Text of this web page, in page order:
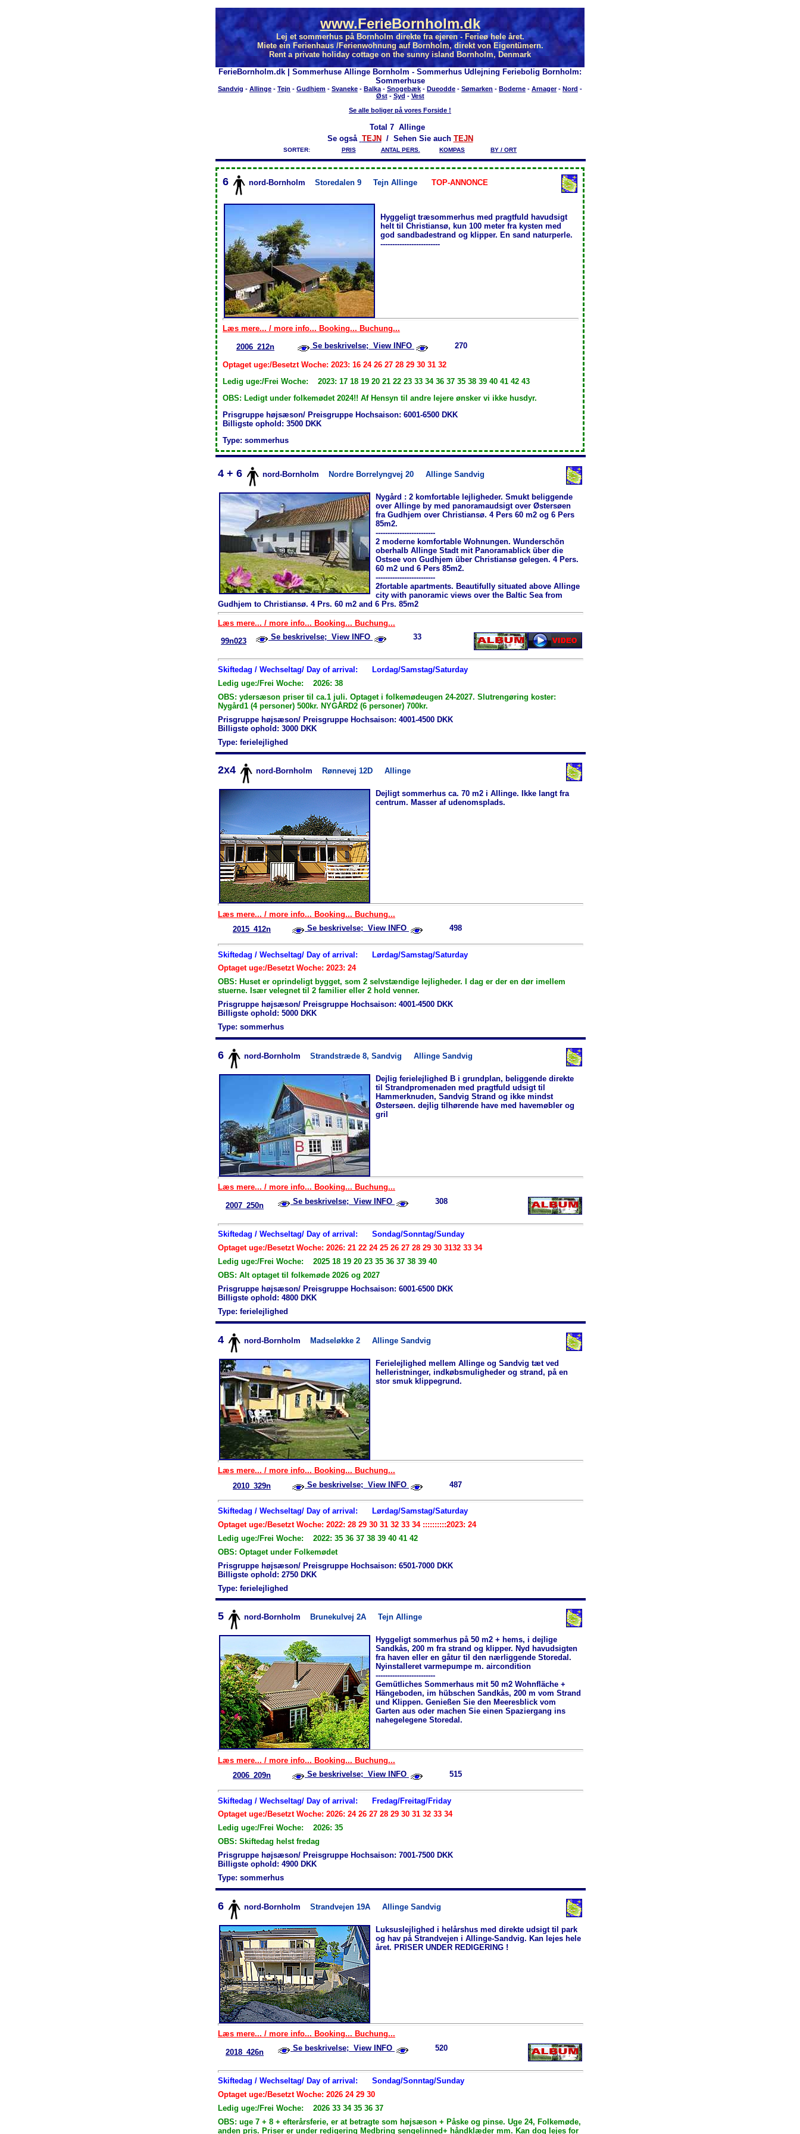
www.FerieBornholm.dk
Lej et sommerhus på Bornholm direkte fra ejeren - Ferieø hele året.
Miete ein Ferienhaus /Ferienwohnung auf Bornholm, direkt von Eigentümern.
Rent a private holiday cottage on the sunny island Bornholm, Denmark
FerieBornholm.dk | Sommerhuse Allinge Bornholm - Sommerhus Udlejning Feriebolig Bornholm:
Sommerhuse
Sandvig - Allinge - Tejn - Gudhjem - Svaneke - Balka - Snogebæk - Dueodde - Sømarken - Boderne - Arnager- Nord -
Øst- Syd - Vest
Se alle boliger på vores Forside !
Total 7 Allinge
Se også TEJN / Sehen Sie auch TEJN
SORTER: PRIS ANTAL PERS. KOMPAS BY / ORT
6 nord-Bornholm Storedalen 9 Tejn Allinge TOP-ANNONCE
Hyggeligt træsommerhus med pragtfuld havudsigt
helt til Christiansø, kun 100 meter fra kysten med
god sandbadestrand og klipper. En sand naturperle.
-------------------------
Læs mere... / more info... Booking... Buchung...
2006_212n Se beskrivelse; View INFO 270
Optaget uge:/Besetzt Woche: 2023: 16 24 26 27 28 29 30 31 32
Ledig uge:/Frei Woche: 2023: 17 18 19 20 21 22 23 33 34 36 37 35 38 39 40 41 42 43
OBS: Ledigt under folkemødet 2024!! Af Hensyn til andre lejere ønsker vi ikke husdyr.
Prisgruppe højsæson/ Preisgruppe Hochsaison: 6001-6500 DKK
Billigste ophold: 3500 DKK
Type: sommerhus
4 + 6 nord-Bornholm Nordre Borrelyngvej 20 Allinge Sandvig
Nygård : 2 komfortable lejligheder. Smukt beliggende
over Allinge by med panoramaudsigt over Østersøen
fra Gudhjem over Christiansø. 4 Pers 60 m2 og 6 Pers
85m2.
-------------------------
2 moderne komfortable Wohnungen. Wunderschön
oberhalb Allinge Stadt mit Panoramablick über die
Ostsee von Gudhjem über Christiansø gelegen. 4 Pers.
60 m2 und 6 Pers 85m2.
-------------------------
2fortable apartments. Beautifully situated above Allinge
city with panoramic views over the Baltic Sea from
Gudhjem to Christiansø. 4 Prs. 60 m2 and 6 Prs. 85m2
Læs mere... / more info... Booking... Buchung...
99n023
Se beskrivelse; View INFO 33
Skiftedag / Wechseltag/ Day of arrival:
Lordag/Samstag/Saturday
Ledig uge:/Frei Woche: 2026: 38
OBS: ydersæson priser til ca.1 juli. Optaget i folkemødeugen 24-2027. Slutrengøring koster:
Nygård1 (4 personer) 500kr. NYGÅRD2 (6 personer) 700kr.
Prisgruppe højsæson/ Preisgruppe Hochsaison: 4001-4500 DKK
Billigste ophold: 3000 DKK
Type: ferielejlighed
2x4 nord-Bornholm Rønnevej 12D Allinge
Dejligt sommerhus ca. 70 m2 i Allinge. Ikke langt fra
centrum. Masser af udenomsplads.
Læs mere... / more info... Booking... Buchung...
2015_412n
Se beskrivelse; View INFO 498
Skiftedag / Wechseltag/ Day of arrival: Lørdag/Samstag/Saturday
Optaget uge:/Besetzt Woche: 2023: 24
OBS: Huset er oprindeligt bygget, som 2 selvstændige lejligheder. I dag er der en dør imellem
stuerne. Især velegnet til 2 familier eller 2 hold venner.
Prisgruppe højsæson/ Preisgruppe Hochsaison: 4001-4500 DKK
Billigste ophold: 5000 DKK
Type: sommerhus
6 nord-Bornholm Strandstræde 8, Sandvig Allinge Sandvig
Dejlig ferielejlighed B i grundplan, beliggende direkte
til Strandpromenaden med pragtfuld udsigt til
Hammerknuden, Sandvig Strand og ikke mindst
Østersøen. dejlig tilhørende have med havemøbler og
gril
Læs mere... / more info... Booking... Buchung...
2007_250n Se beskrivelse; View INFO 308
Skiftedag / Wechseltag/ Day of arrival: Sondag/Sonntag/Sunday
Optaget uge:/Besetzt Woche: 2026: 21 22 24 25 26 27 28 29 30 3132 33 34
Ledig uge:/Frei Woche: 2025 18 19 20 23 35 36 37 38 39 40
OBS: Alt optaget til folkemøde 2026 og 2027
Prisgruppe højsæson/ Preisgruppe Hochsaison: 6001-6500 DKK
Billigste ophold: 4800 DKK
Type: ferielejlighed
4 nord-Bornholm Madseløkke 2 Allinge Sandvig
Ferielejlighed mellem Allinge og Sandvig tæt ved
helleristninger, indkøbsmuligheder og strand, på en
stor smuk klippegrund.
Læs mere... / more info... Booking... Buchung...
2010_329n
Se beskrivelse; View INFO 487
Skiftedag / Wechseltag/ Day of arrival:
Lørdag/Samstag/Saturday
Optaget uge:/Besetzt Woche: 2022: 28 29 30 31 32 33 34 ::::::::::2023: 24
Ledig uge:/Frei Woche: 2022: 35 36 37 38 39 40 41 42
OBS: Optaget under Folkemødet
Prisgruppe højsæson/ Preisgruppe Hochsaison: 6501-7000 DKK
Billigste ophold: 2750 DKK
Type: ferielejlighed
5 nord-Bornholm Brunekulvej 2A Tejn Allinge
Hyggeligt sommerhus på 50 m2 + hems, i dejlige
Sandkås, 200 m fra strand og klipper. Nyd havudsigten
fra haven eller en gåtur til den nærliggende Storedal.
Nyinstalleret varmepumpe m. aircondition
-------------------------
Gemütliches Sommerhaus mit 50 m2 Wohnfläche +
Hängeboden, im hübschen Sandkås, 200 m vom Strand
und Klippen. Genießen Sie den Meeresblick vom
Garten aus oder machen Sie einen Spaziergang ins
nahegelegene Storedal.
Læs mere... / more info... Booking... Buchung...
2006_209n
Se beskrivelse; View INFO 515
Skiftedag / Wechseltag/ Day of arrival: Fredag/Freitag/Friday
Optaget uge:/Besetzt Woche: 2026: 24 26 27 28 29 30 31 32 33 34
Ledig uge:/Frei Woche: 2026: 35
OBS: Skiftedag helst fredag
Prisgruppe højsæson/ Preisgruppe Hochsaison: 7001-7500 DKK
Billigste ophold: 4900 DKK
Type: sommerhus
6 nord-Bornholm Strandvejen 19A Allinge Sandvig
Luksuslejlighed i helårshus med direkte udsigt til park
og hav på Strandvejen i Allinge-Sandvig. Kan lejes hele
året. PRISER UNDER REDIGERING !
Læs mere... / more info... Booking... Buchung...
2018_426n Se beskrivelse; View INFO 520
Skiftedag / Wechseltag/ Day of arrival: Sondag/Sonntag/Sunday
Optaget uge:/Besetzt Woche: 2026 24 29 30
Ledig uge:/Frei Woche: 2026 33 34 35 36 37
OBS: uge 7 + 8 + efterårsferie, er at betragte som højsæson + Påske og pinse. Uge 24, Folkemøde,
anden pris. Priser er under redigering Medbring sengelinned+ håndklæder mm. Kan dog lejes for